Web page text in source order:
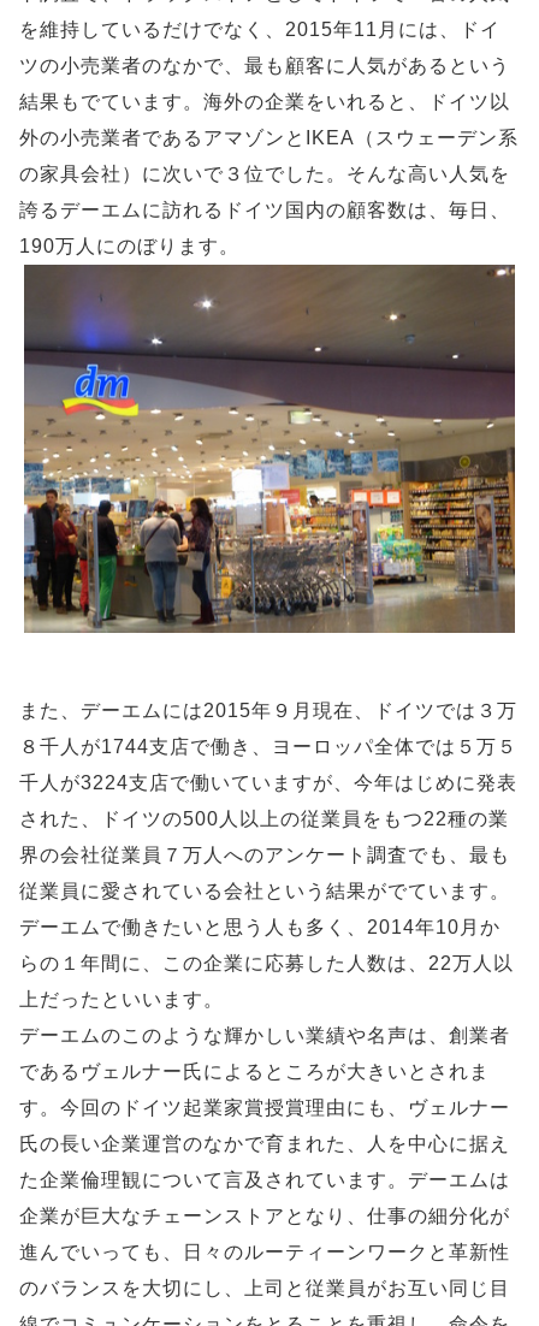
を維持しているだけでなく、2015年11月には、ドイ
ツの小売業者のなかで、最も顧客に人気があるという
結果もでています。海外の企業をいれると、ドイツ以
外の小売業者であるアマゾンとIKEA（スウェーデン系
の家具会社）に次いで３位でした。そんな高い人気を
誇るデーエムに訪れるドイツ国内の顧客数は、毎日、
190万人にのぼります。
また、デーエムには2015年９月現在、ドイツでは３万
８千人が1744支店で働き、ヨーロッパ全体では５万５
千人が3224支店で働いていますが、今年はじめに発表
された、ドイツの500人以上の従業員をもつ22種の業
界の会社従業員７万人へのアンケート調査でも、最も
従業員に愛されている会社という結果がでています。
デーエムで働きたいと思う人も多く、2014年10月か
らの１年間に、この企業に応募した人数は、22万人以
上だったといいます。
デーエムのこのような輝かしい業績や名声は、創業者
であるヴェルナー氏によるところが大きいとされま
す。今回のドイツ起業家賞授賞理由にも、ヴェルナー
氏の長い企業運営のなかで育まれた、人を中心に据え
た企業倫理観について言及されています。デーエムは
企業が巨大なチェーンストアとなり、仕事の細分化が
進んでいっても、日々のルーティーンワークと革新性
のバランスを大切にし、上司と従業員がお互い同じ目